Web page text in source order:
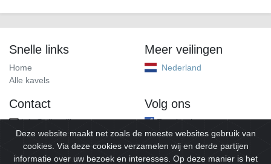
Snelle links
Home
Alle kavels
Meer veilingen
Nederland
Contact
info@alleveilingen.net
Volg ons
Facebook
Deze website maakt net zoals de meeste websites gebruik van
cookies. Via deze cookies verzamelen wij en derde partijen
informatie over uw bezoek en interesses. Op deze manier is het